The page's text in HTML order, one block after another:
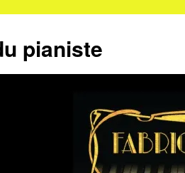
pianiste